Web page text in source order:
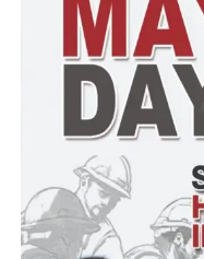
Seharusnya PT yang
wajib di blacklist dan
lagi kejadian yang sama
“Untuk itu, LPI meminta
mengenai proses lelang
milik PUPR Banten.
pada lelang bukan kali ini